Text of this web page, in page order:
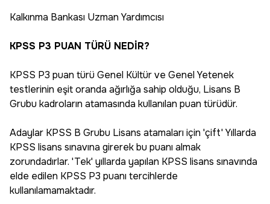
Kalkınma Bankası Uzman Yardımcısı
KPSS P3 PUAN TÜRÜ NEDİR?
KPSS P3 puan türü Genel Kültür ve Genel Yetenek
testlerinin eşit oranda ağırlığa sahip olduğu, Lisans B
Grubu kadroların atamasında kullanılan puan türüdür.
Adaylar KPSS B Grubu Lisans atamaları için 'çift' Yıllarda
KPSS lisans sınavına girerek bu puanı almak
zorundadırlar. 'Tek' yıllarda yapılan KPSS lisans sınavında
elde edilen KPSS P3 puanı tercihlerde
kullanılamamaktadır.